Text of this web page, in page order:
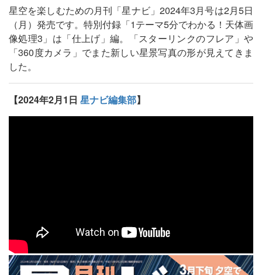
星空を楽しむための月刊「星ナビ」2024年3月号は2月5日
（月）発売です。特別付録「1テーマ5分でわかる！天体画
像処理3」は「仕上げ」編。「スターリンクのフレア」や
「360度カメラ」でまた新しい星景写真の形が見えてきま
した。
【2024年2月1日 星ナビ編集部】